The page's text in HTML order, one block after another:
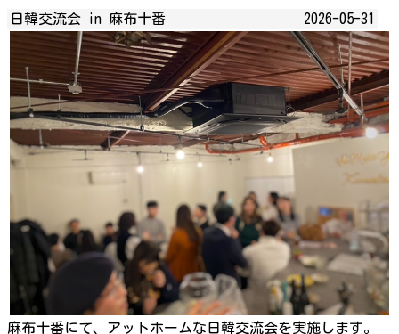
日韓交流会 in 麻布十番 2026-05-31
麻布十番にて、アットホームな日韓交流会を実施します。